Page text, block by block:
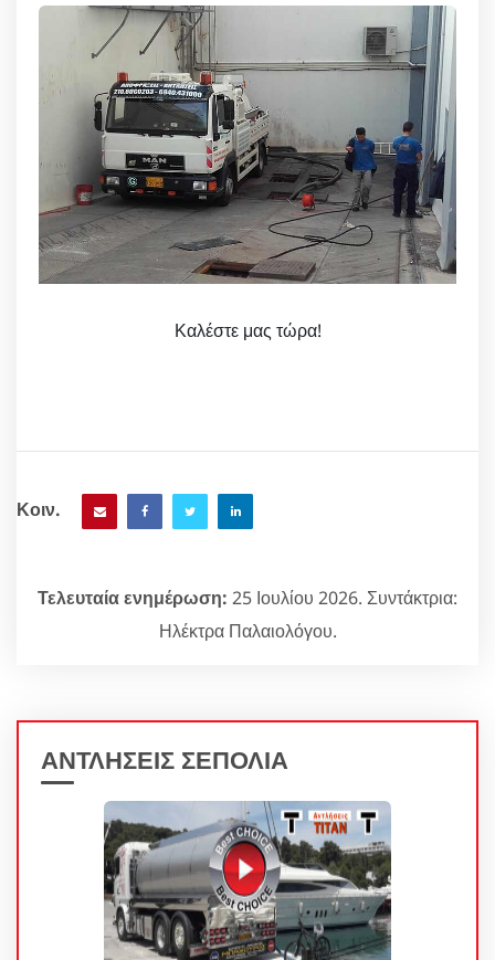
Καλέστε μας τώρα!
Κοιν.
Τελευταία ενημέρωση: 25 Ιουλίου 2026. Συντάκτρια:
Ηλέκτρα Παλαιολόγου.
ΑΝΤΛΗΣΕΙΣ ΣΕΠΟΛΙΑ